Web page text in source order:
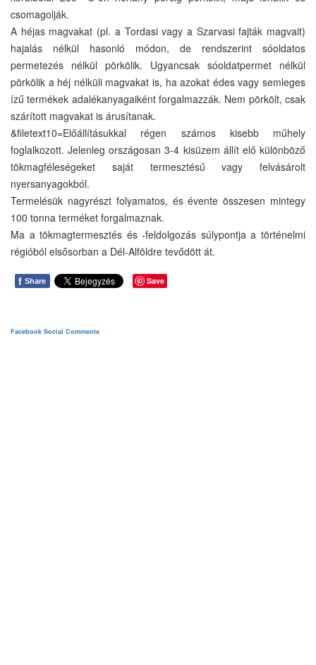
csomagolják.
A héjas magvakat (pl. a Tordasi vagy a Szarvasi fajták magvait)
hajalás nélkül hasonló módon, de rendszerint sóoldatos
permetezés nélkül pörkölik. Ugyancsak sóoldatpermet nélkül
pörkölik a héj nélküli magvakat is, ha azokat édes vagy semleges
ízű termékek adalékanyagaiként forgalmazzák. Nem pörkölt, csak
szárított magvakat is árusítanak.
&filetext10=Előállításukkal régen számos kisebb műhely
foglalkozott. Jelenleg országosan 3-4 kisüzem állít elő különböző
tökmagféleségeket saját termesztésű vagy felvásárolt
nyersanyagokból.
Termelésük nagyrészt folyamatos, és évente összesen mintegy
100 tonna terméket forgalmaznak.
Ma a tökmagtermesztés és -feldolgozás súlypontja a történelmi
régióból elsősorban a Dél-Alföldre tevődött át.
f Share Save
Facebook Social Comments